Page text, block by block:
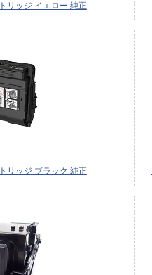
リッジ イエロー 純正
リッジ ブラック 純正